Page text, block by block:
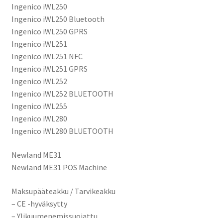
Ingenico iWL250
Ingenico iWL250 Bluetooth
Ingenico iWL250 GPRS
Ingenico iWL251
Ingenico iWL251 NFC
Ingenico iWL251 GPRS
Ingenico iWL252
Ingenico iWL252 BLUETOOTH
Ingenico iWL255
Ingenico iWL280
Ingenico iWL280 BLUETOOTH
Newland ME31
Newland ME31 POS Machine
Maksupääteakku / Tarvikeakku
– CE -hyväksytty
– Ylikuumenemissuojattu